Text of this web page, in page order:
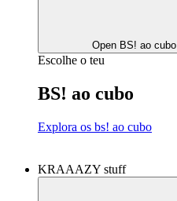
Open BS! ao cubo
Escolhe o teu
BS! ao cubo
Explora os bs! ao cubo
KRAAAZY stuff